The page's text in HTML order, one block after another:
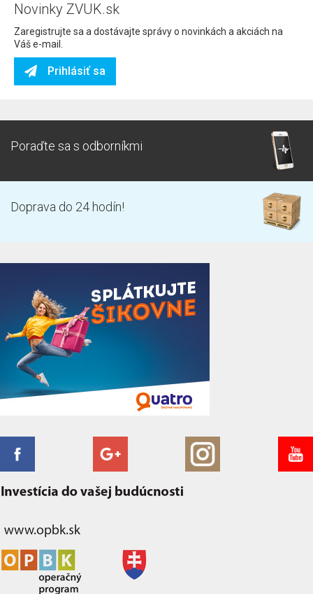
Novinky ZVUK.sk
Zaregistrujte sa a dostávajte správy o novinkách a akciách na
Váš e-mail.
Prihlásiť sa
Poraďte sa s odborníkmi
Doprava do 24 hodín!